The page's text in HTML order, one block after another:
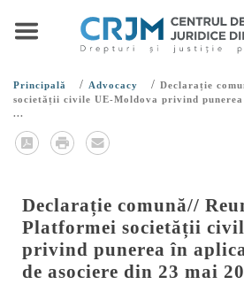
Principală / Advocacy / Declarație
societății civile UE-Moldova privind
...
Declarație comună//
Platformei societății
privind punerea în
de asociere din 23 mai